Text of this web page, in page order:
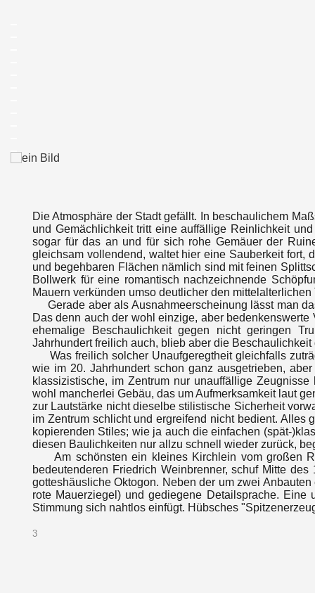
Die Atmosphäre der Stadt gefällt. In beschaulichem
und Gemächlichkeit tritt eine auffällige Reinlichkeit
sogar für das an und für sich rohe Gemäuer der
gleichsam vollendend, waltet hier eine Sauberkeit fort,
und begehbaren Flächen nämlich sind mit feinen
Bollwerk für eine romantisch nachzeichnende
Mauern verkünden umso deutlicher den mittelalterlichen
Gerade aber als Ausnahmeerscheinung lässt man
Das denn auch der wohl einzige, aber
ehemalige Beschaulichkeit gegen nicht geringen
Jahrhundert freilich auch, blieb aber die
Was freilich solcher Unaufgeregtheit gleichfalls
wie im 20. Jahrhundert schon ganz ausgetrieben,
klassizistische, im Zentrum nur unauffällige
wohl mancherlei Gebäu, das um Aufmerksamkeit laut
zur Lautstärke nicht dieselbe stilistische Sicherheit
im Zentrum schlicht und ergreifend nicht bedient.
kopierenden Stiles; wie ja auch die einfachen (spät-
diesen Baulichkeiten nur allzu schnell wieder zurück,
Am schönsten ein kleines Kirchlein vom großen
bedeutenderen Friedrich Weinbrenner, schuf Mitte
gotteshäusliche Oktogon. Neben der um zwei
rote Mauerziegel) und gediegene Detailsprache.
Stimmung sich nahtlos einfügt. Hübsches
3